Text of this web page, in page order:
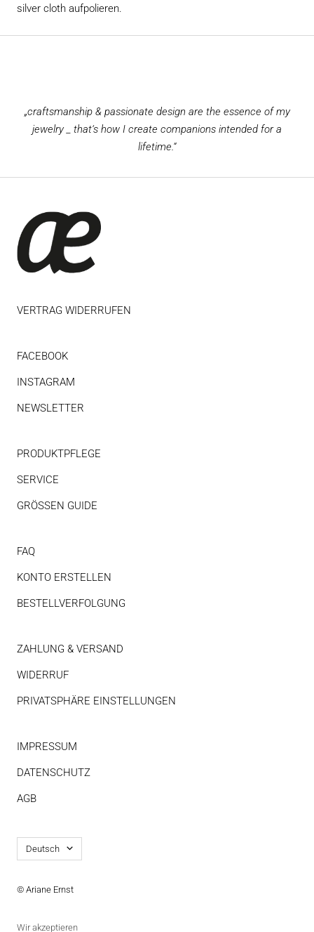
silver cloth aufpolieren.
„craftsmanship & passionate design are the essence of my
jewelry _ that‘s how I create companions intended for a
lifetime.“
VERTRAG WIDERRUFEN
FACEBOOK
INSTAGRAM
NEWSLETTER
PRODUKTPFLEGE
SERVICE
GRÖSSEN GUIDE
FAQ
KONTO ERSTELLEN
BESTELLVERFOLGUNG
ZAHLUNG & VERSAND
WIDERRUF
PRIVATSPHÄRE EINSTELLUNGEN
IMPRESSUM
DATENSCHUTZ
AGB
Sprache
Deutsch
© Ariane Ernst
Wir akzeptieren